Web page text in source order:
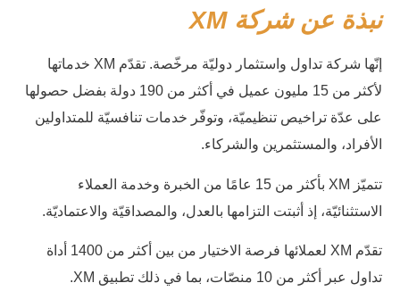
نبذة عن شركة XM
إنّها شركة تداول واستثمار دوليّة مرخّصة. تقدّم XM خدماتها
لأكثر من 15 مليون عميل في أكثر من 190 دولة بفضل حصولها
على عدّة تراخيص تنظيميّة، وتوفّر خدمات تنافسيّة للمتداولين
الأفراد، والمستثمرين والشركاء.
تتميّز XM بأكثر من 15 عامًا من الخبرة وخدمة العملاء
الاستثنائيّة، إذ أثبتت التزامها بالعدل، والمصداقيّة والاعتماديّة.
تقدّم XM لعملائها فرصة الاختيار من بين أكثر من 1400 أداة
تداول عبر أكثر من 10 منصّات، بما في ذلك تطبيق XM.